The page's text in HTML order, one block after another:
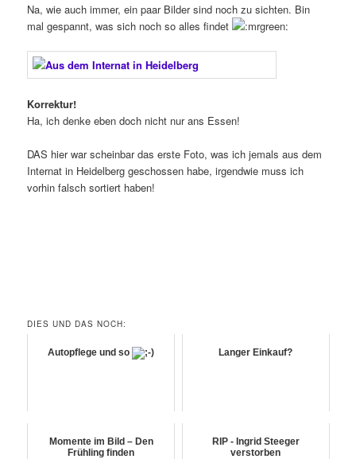
Na, wie auch immer, ein paar Bilder sind noch zu sichten. Bin
mal gespannt, was sich noch so alles findet
Korrektur!
Ha, ich denke eben doch nicht nur ans Essen!
DAS hier war scheinbar das erste Foto, was ich jemals aus dem
Internat in Heidelberg geschossen habe, irgendwie muss ich
vorhin falsch sortiert haben!
DIES UND DAS NOCH:
Autopflege und so Langer Einkauf?
Momente im Bild – Den
Frühling finden
RIP - Ingrid Steeger
verstorben